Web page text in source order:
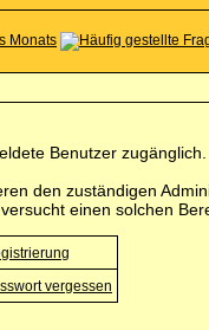
Benutzer
den zuständigen
einen solchen
vergessen